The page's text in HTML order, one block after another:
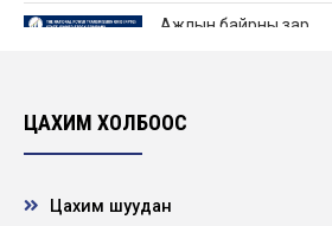
Ажлын байрны зар
ЦАХИМ ХОЛБООС
Цахим шуудан